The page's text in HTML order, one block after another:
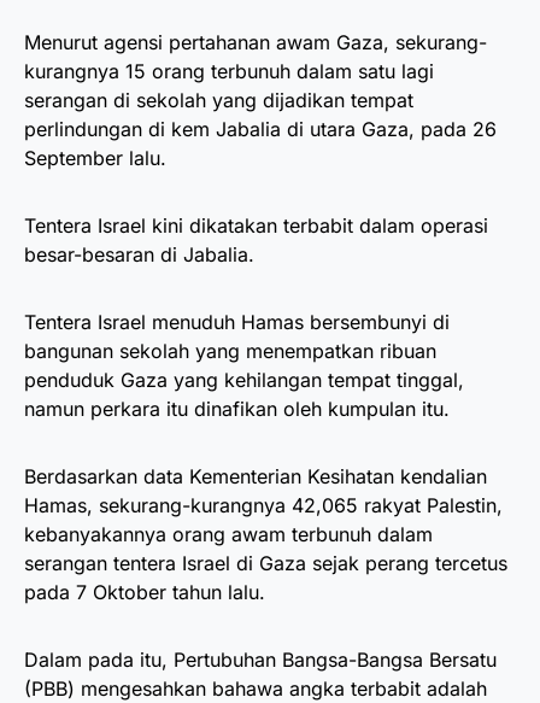
Menurut agensi pertahanan awam Gaza, sekurang-
kurangnya 15 orang terbunuh dalam satu lagi
serangan di sekolah yang dijadikan tempat
perlindungan di kem Jabalia di utara Gaza, pada 26
September lalu.
Tentera Israel kini dikatakan terbabit dalam operasi
besar-besaran di Jabalia.
Tentera Israel menuduh Hamas bersembunyi di
bangunan sekolah yang menempatkan ribuan
penduduk Gaza yang kehilangan tempat tinggal,
namun perkara itu dinafikan oleh kumpulan itu.
Berdasarkan data Kementerian Kesihatan kendalian
Hamas, sekurang-kurangnya 42,065 rakyat Palestin,
kebanyakannya orang awam terbunuh dalam
serangan tentera Israel di Gaza sejak perang tercetus
pada 7 Oktober tahun lalu.
Dalam pada itu, Pertubuhan Bangsa-Bangsa Bersatu
(PBB) mengesahkan bahawa angka terbabit adalah